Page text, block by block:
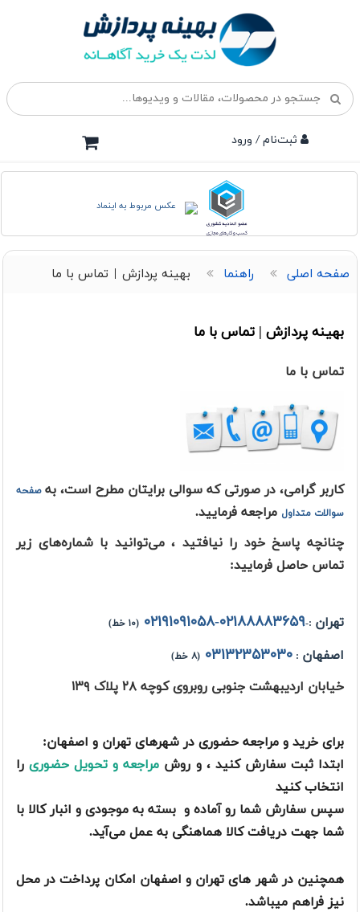
ثبت‌نام / ورود
صفحه اصلی راهنما بهینه پردازش | تماس با ما
بهینه پردازش | تماس با ما
تماس با ما
کاربر گرامی، در صورتى كه سوالى برايتان مطرح است، بهصفحه
سوالات متداول مراجعه فرماييد.
چنانچه پاسخ خود را نيافتيد ،می‌توانید با شماره‌های زیر
تماس حاصل فرمایید:
تهران :-۰۲۱۸۸۸۸۳۶۵۹-۰۲۱۹۱۰۹۱۰۵۸ (۱۰ خط)
اصفهان : ۰۳۱۳۲۳۵۳۰۳۰ (۸ خط)
خیابان اردیبهشت جنوبی روبروی کوچه ۲۸ پلاک ۱۳۹
برای خرید و مراجعه حضوری در شهرهای تهران و اصفهان:
ابتدا ثبت سفارش کنید ، و روش مراجعه و تحویل حضوریرا
انتخاب کنید
سپس سفارش شما رو آماده و بسته به موجودی و انبار کالا با
شما جهت دریافت کالا هماهنگی به عمل می‌آید.
همچنین در شهر های تهران و اصفهان امکان پرداخت در محل
نیز فراهم میباشد.